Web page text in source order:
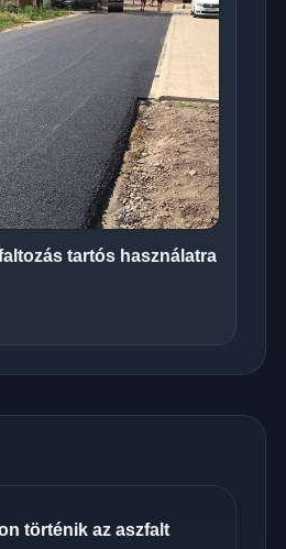
tartós használatra
történik az aszfalt